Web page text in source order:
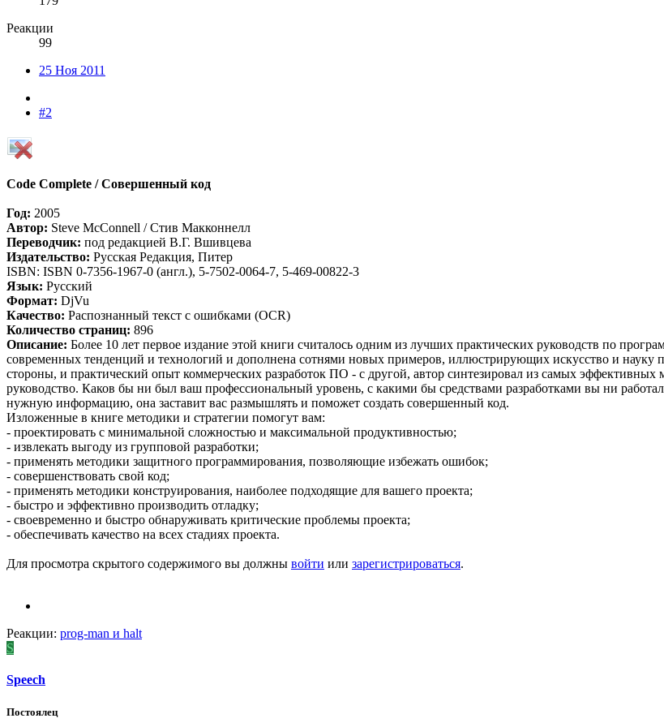
Реакции
99
25 Ноя 2011
#2
Code Complete / Совершенный код
Год: 2005
Автор: Steve McConnell / Стив Макконнелл
Переводчик: под редакцией В.Г. Вшивцева
Издательство: Русская Редакция, Питер
ISBN: ISBN 0-7356-1967-0 (англ.), 5-7502-0064-7, 5-469-00822-3
Язык: Русский
Формат: DjVu
Качество: Распознанный текст с ошибками (OCR)
Количество страниц: 896
Описание: Более 10 лет первое издание этой книги считалось одним из лучших практических руководств по
современных тенденций и технологий и дополнена сотнями новых примеров, иллюстрирующих искусство и науку
стороны, и практический опыт коммерческих разработок ПО - с другой, автор синтезировал из самых
руководство. Каков бы ни был ваш профессиональный уровень, с какими бы средствами разработками вы ни
нужную информацию, она заставит вас размышлять и поможет создать совершенный код.
Изложенные в книге методики и стратегии помогут вам:
- проектировать с минимальной сложностью и максимальной продуктивностью;
- извлекать выгоду из групповой разработки;
- применять методики защитного программирования, позволяющие избежать ошибок;
- совершенствовать свой код;
- применять методики конструирования, наиболее подходящие для вашего проекта;
- быстро и эффективно производить отладку;
- своевременно и быстро обнаруживать критические проблемы проекта;
- обеспечивать качество на всех стадиях проекта.
Для просмотра скрытого содержимого вы должны войти или зарегистрироваться.
Реакции: prog-man и halt
S
Speech
Постоялец